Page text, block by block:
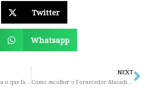
Twitter
Whatsapp
Tubo estourou no frio? Saiba o que fazer para evitar problemas!
NEXT
Como escolher o Fornecedor Atacadista de Tubos PEX para sua empresa